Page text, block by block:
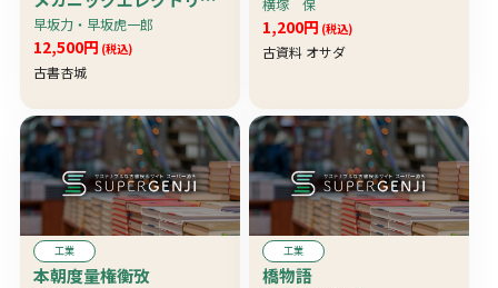
ク・フランスの工作機械
工業・航空機と英国・ド
イツ復興は工作機械工業
から他〕 珍資料
早坂力・早坂虎一郎
12,500円 (税込)
古書杏城
1,200円 (税込)
古資料 オサダ
工業
本朝度量権衡攷
工業
橋物語